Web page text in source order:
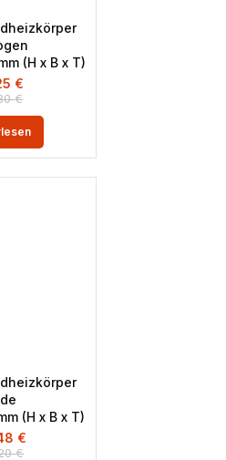
(H x B x T)
€
€
(H x B x T)
€
€